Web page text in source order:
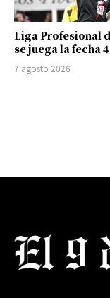
Liga Profesional
se juega la fecha 4
7 agosto 2026